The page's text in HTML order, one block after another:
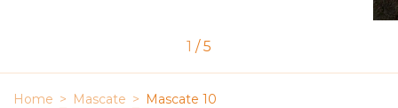
1 /5
Home > Mascate > Mascate 10